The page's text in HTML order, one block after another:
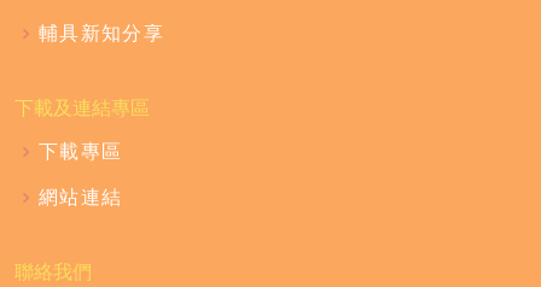
輔具新知分享
下載及連結專區
下載專區
網站連結
聯絡我們